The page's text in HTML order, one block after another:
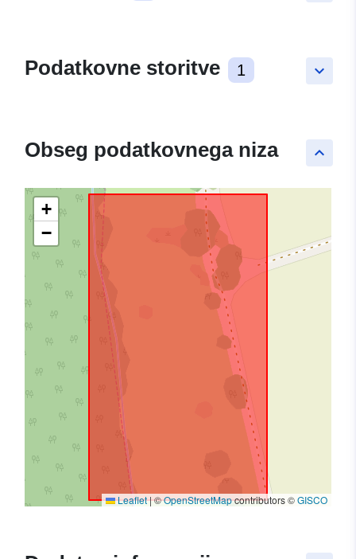
keyboard_arrow_down
Podatkovne storitve 1
keyboard_arrow_up
Obseg podatkovnega niza
+
−
Leaflet|©OpenStreetMapcontributors ©GISCO